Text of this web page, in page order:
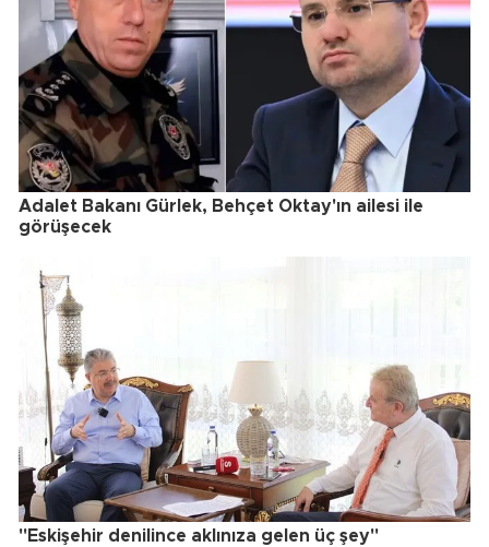
Adalet Bakanı Gürlek, Behçet Oktay'ın ailesi ile
görüşecek
"Eskişehir denilince aklınıza gelen üç şey"